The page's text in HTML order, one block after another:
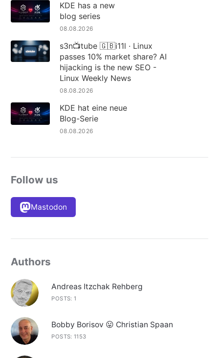
KDE has a new
blog series
08.08.2026
s3n📺tube 🇬🇧i11l · Linux
passes 10% market share? AI
hijacking is the new SEO -
Linux Weekly News
08.08.2026
KDE hat eine neue
Blog-Serie
08.08.2026
Follow us
Mastodon
Authors
Andreas Itzchak Rehberg
POSTS: 1
Bobby Borisov 😛 Christian Spaan
POSTS: 1153